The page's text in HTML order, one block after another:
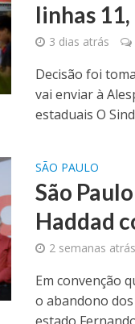
linhas
3 dias atrás
Decisão foi
vai enviar à
estaduais O
SÃO PAULO
São
Haddad
2 semanas atrás
Em convenção
o abandono